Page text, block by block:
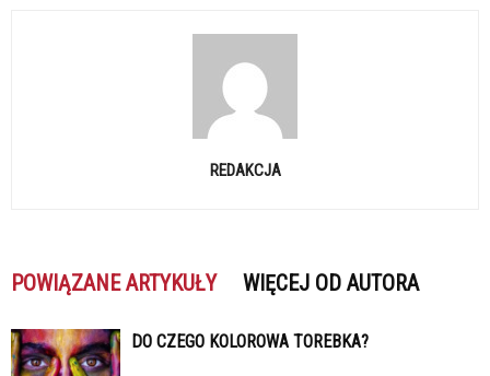
REDAKCJA
POWIĄZANE ARTYKUŁY WIĘCEJ OD AUTORA
DO CZEGO KOLOROWA TOREBKA?